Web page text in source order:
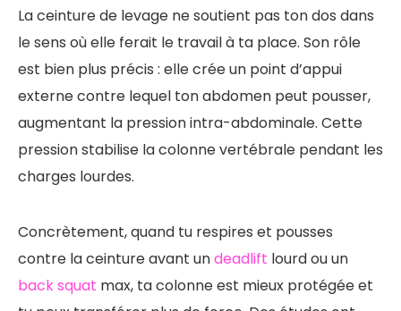
La ceinture de levage ne soutient pas ton dos dans
le sens où elle ferait le travail à ta place. Son rôle
est bien plus précis : elle crée un point d’appui
externe contre lequel ton abdomen peut pousser,
augmentant la pression intra-abdominale. Cette
pression stabilise la colonne vertébrale pendant les
charges lourdes.
Concrètement, quand tu respires et pousses
contre la ceinture avant undeadlift lourd ou un
back squat max, ta colonne est mieux protégée et